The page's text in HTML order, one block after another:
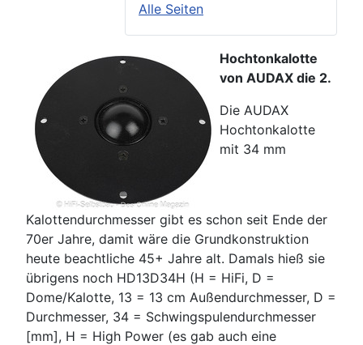
Alle Seiten
Hochtonkalotte
von AUDAX die 2.
Die AUDAX
Hochtonkalotte
mit 34 mm
Kalottendurchmesser gibt es schon seit Ende der
70er Jahre, damit wäre die Grundkonstruktion
heute beachtliche 45+ Jahre alt. Damals hieß sie
übrigens noch HD13D34H (H = HiFi, D =
Dome/Kalotte, 13 = 13 cm Außendurchmesser, D =
Durchmesser, 34 = Schwingspulendurchmesser
[mm], H = High Power (es gab auch eine